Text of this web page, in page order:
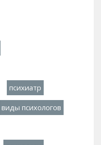
психиатр
виды психологов